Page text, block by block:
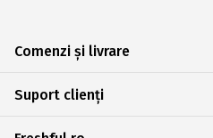
Comenzi și livrare
Suport clienți